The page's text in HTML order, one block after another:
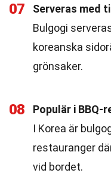
07
Serveras med
Bulgogi
koreanska
grönsaker.
08
Populär i BBQ-
I Korea är
restauranger
vid bordet.